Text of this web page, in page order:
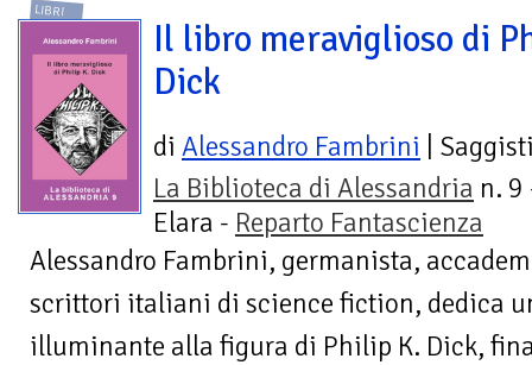
LIBRI
Il libro meraviglioso di
Dick
di Alessandro Fambrini |
La Biblioteca di Alessandria n. 9
Elara - Reparto Fantascienza
Alessandro Fambrini, germanista,
scrittori italiani di science fiction, dedica
illuminante alla figura di Philip K. Dick,